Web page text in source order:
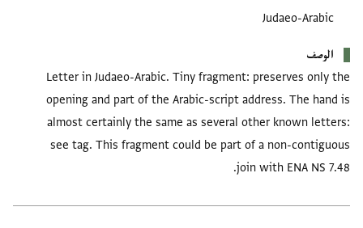
Judaeo-Arabic
الوصف
Letter in Judaeo-Arabic. Tiny fragment: preserves only the
opening and part of the Arabic-script address. The hand is
almost certainly the same as several other known letters:
see tag. This fragment could be part of a non-contiguous
join with ENA NS 7.48.